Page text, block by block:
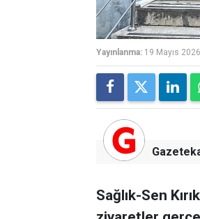
Yayınlanma: 19 Mayıs
Sağlık-Sen